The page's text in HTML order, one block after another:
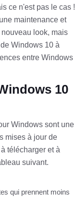
ce n'est pas le cas !
maintenance et
look, mais
Windows 10 à
entre Windows
10
Windows sont une
mises à jour de
télécharger et à
suivant.
qui prennent moins